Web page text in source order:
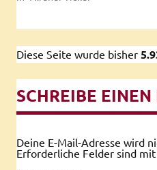
Diese Seite wurde bisher
SCHREIBE
Deine E-Mail-Adresse wird
Erforderliche Felder sind mit